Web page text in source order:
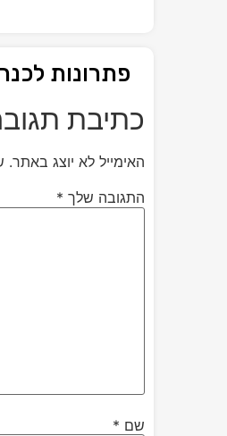
פתרונות
כתיבת
האימייל לא יוצג באתר.
התגובה שלך *
שם *